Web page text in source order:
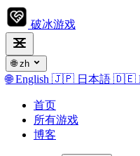
破冰游戏
🌐 zh
🌐 English 🇯🇵 日本語 🇩🇪
首页
所有游戏
博客